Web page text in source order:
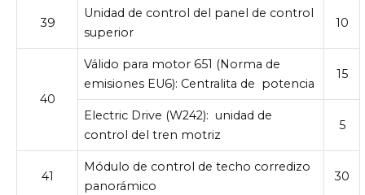
39
Unidad de control del panel de control
superior
10
40
Válido para motor 651 (Norma de
emisiones EU6): Centralita de potencia
15
Electric Drive (W242): unidad de
control del tren motriz
5
41
Módulo de control de techo corredizo
panorámico
30